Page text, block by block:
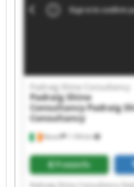
Consultancy Padraig Shine
Shine Consultancy Padraig
Navan 1.194 km
Padraig Shine Consultancy
Padraig Shine
ConsultancyPadraig
Consultancy
Preisinfo